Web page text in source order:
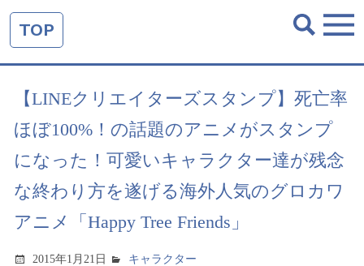
TOP
【LINEクリエイターズスタンプ】死亡率
ほぼ100%！の話題のアニメがスタンプ
になった！可愛いキャラクター達が残念
な終わり方を遂げる海外人気のグロカワ
アニメ「Happy Tree Friends」
2015年1月21日 キャラクター